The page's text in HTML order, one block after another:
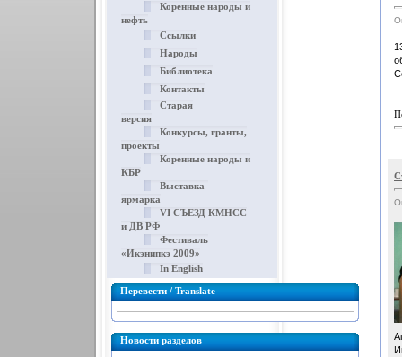
Коренные народы и
нефть
Ссылки
Народы
Библиотека
Контакты
Старая
версия
Конкурсы, гранты,
проекты
Коренные народы и
КБР
Выставка-
ярмарка
VI СЪЕЗД КМНСС
и ДВ РФ
Фестиваль
«Икэнипкэ 2009»
In English
Перевести / Translate
Новости разделов